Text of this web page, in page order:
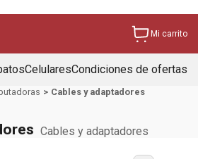
Mi carrito
CelularesCondiciones de ofertas
Cables y adaptadores
Cables y adaptadores